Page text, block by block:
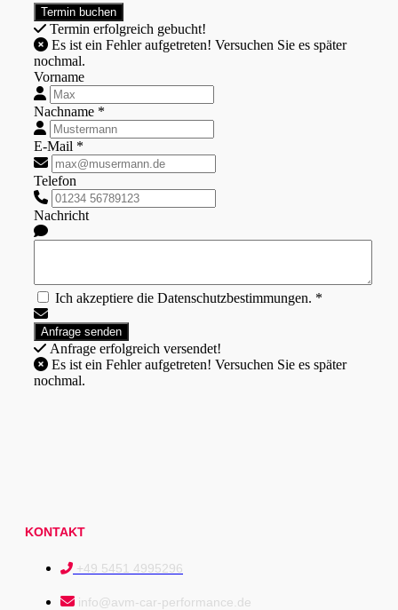
Termin erfolgreich gebucht!
nochmal.
Vorname
Nachname *
E-Mail *
Telefon
Nachricht
Ich akzeptiere die Datenschutzbestimmungen. *
Anfrage erfolgreich versendet!
nochmal.
KONTAKT
+49 5451 4995296
info@avm-car-performance.de